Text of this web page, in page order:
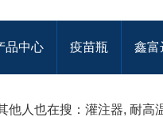
品中心 疫苗瓶 鑫富
他人也在搜： 灌注器, 耐高